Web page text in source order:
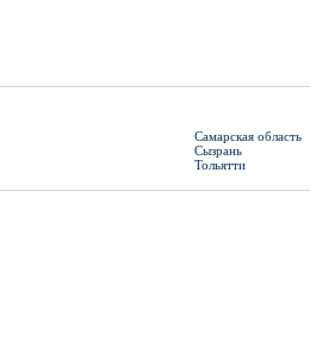
Самарская область
Сызрань
Тольятти